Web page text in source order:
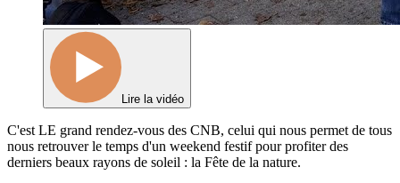
Lire la vidéo
C'est LE grand rendez-vous des CNB, celui qui nous permet de tous
nous retrouver le temps d'un weekend festif pour profiter des
derniers beaux rayons de soleil : la Fête de la nature.